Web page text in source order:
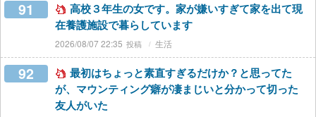
91
高校３年生の女です。家が嫌いすぎて家を出て現
在養護施設で暮らしています
2026/08/07 22:35 生活
92
最初はちょっと素直すぎるだけか？と思ってた
が、マウンティング癖が凄まじいと分かって切った
友人がいた